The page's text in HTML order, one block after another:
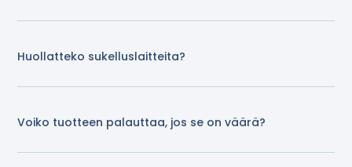
Huollatteko sukelluslaitteita?
Voiko tuotteen palauttaa, jos se on väärä?